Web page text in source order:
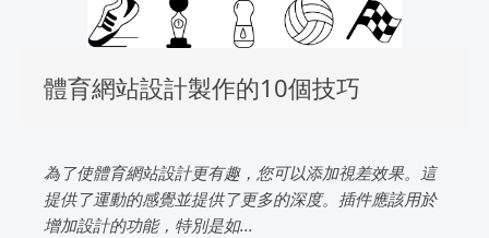
體育網站設計製作的10個技巧
為了使體育網站設計更有趣，您可以添加視差效果。這
提供了運動的感覺並提供了更多的深度。插件應該用於
增加設計的功能，特別是如...